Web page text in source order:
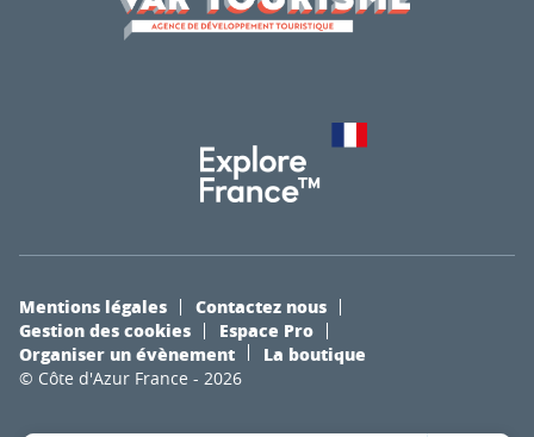
© Côte d'Azur France - 2026
Mentions légales
Contactez nous
Gestion des cookies
Espace Pro
Organiser un évènement
La boutique